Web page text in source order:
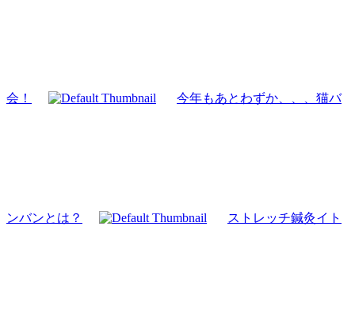
会！ 今年もあとわずか、、、猫バ
ンバンとは？ ストレッチ鍼灸イト